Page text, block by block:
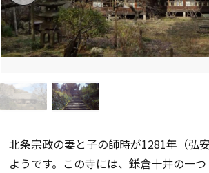
北条宗政の妻と子の師時が1281年（弘
ようです。この寺には、鎌倉十井の一